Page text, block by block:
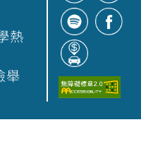
熱
舉